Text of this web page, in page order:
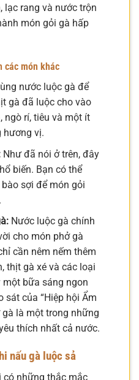
lạc rang và nước trộn
món gỏi gà hấp
các món khác
nước luộc gà để
gà đã luộc cho vào
ngò rí, tiêu và một ít
hương vị.
Như đã nói ở trên, đây
biến. Bạn có thể
sợi để món gỏi
Nước luộc gà chính
cho món phở gà
cần nêm nếm thêm
thịt gà xé và các loại
bữa sáng ngon
sát của “Hiệp hội Ẩm
gà là một trong những
thích nhất cả nước.
nấu gà luộc sả
có những thắc mắc